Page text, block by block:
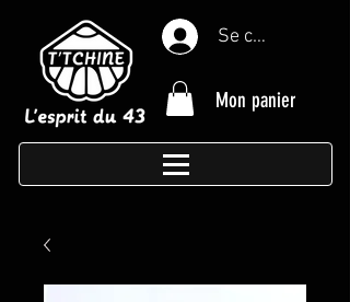
Se connecter
Mon panier